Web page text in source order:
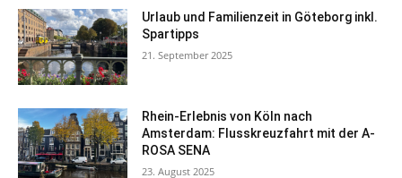
Urlaub und Familienzeit in Göteborg inkl.
Spartipps
21. September 2025
Rhein-Erlebnis von Köln nach
Amsterdam: Flusskreuzfahrt mit der A-
ROSA SENA
23. August 2025